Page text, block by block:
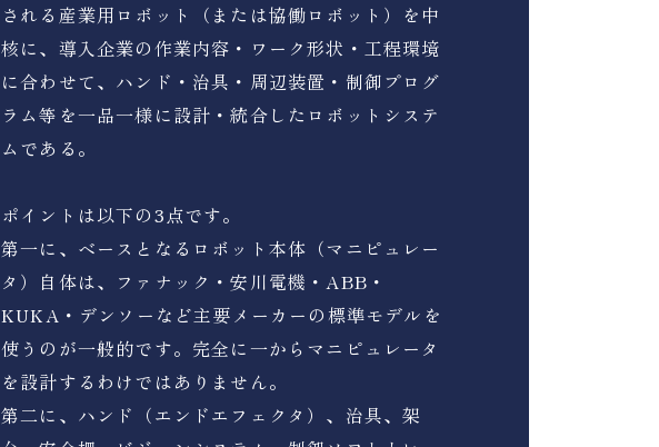
される産業用ロボット（または協働ロボット）を中
核に、導入企業の作業内容・ワーク形状・工程環境
に合わせて、ハンド・治具・周辺装置・制御プログ
ラム等を一品一様に設計・統合したロボットシステ
ムである。
ポイントは以下の3点です。
第一に、ベースとなるロボット本体（マニピュレー
タ）自体は、ファナック・安川電機・ABB・
KUKA・デンソーなど主要メーカーの標準モデルを
使うのが一般的です。完全に一からマニピュレータ
を設計するわけではありません。
第二に、ハンド（エンドエフェクタ）、治具、架